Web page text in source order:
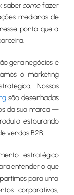
sabercomofazer
medianas de
ponto que a
gera negócios é
o marketing
Nossas
são desenhadas
da sua marca —
estourando
vendas B2B.
estratégico
entender o que
para uma
corporativos,